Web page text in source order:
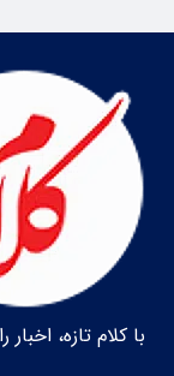
با کلام تازه، اخبار